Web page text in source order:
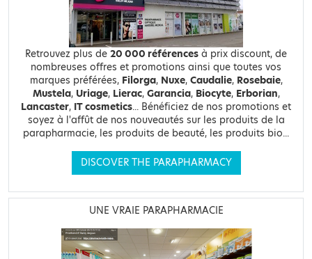
Retrouvez plus de 20 000 références à prix discount, de
nombreuses offres et promotions ainsi que toutes vos
marques préférées, Filorga, Nuxe, Caudalie, Rosebaie,
Mustela, Uriage, Lierac, Garancia, Biocyte, Erborian,
Lancaster, IT cosmetics... Bénéficiez de nos promotions et
soyez à l'affût de nos nouveautés sur les produits de la
parapharmacie, les produits de beauté, les produits bio...
DISCOVER THE PARAPHARMACY
UNE VRAIE PARAPHARMACIE